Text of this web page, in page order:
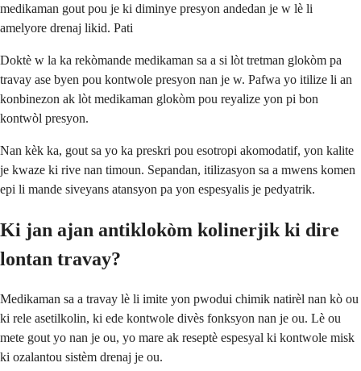
medikaman gout pou je ki diminye presyon andedan je w lè li
amelyore drenaj likid. Pati
Doktè w la ka rekòmande medikaman sa a si lòt tretman glokòm pa
travay ase byen pou kontwole presyon nan je w. Pafwa yo itilize li an
konbinezon ak lòt medikaman glokòm pou reyalize yon pi bon
kontwòl presyon.
Nan kèk ka, gout sa yo ka preskri pou esotropi akomodatif, yon kalite
je kwaze ki rive nan timoun. Sepandan, itilizasyon sa a mwens komen
epi li mande siveyans atansyon pa yon espesyalis je pedyatrik.
Ki jan ajan antiklokòm kolinerjik ki dire
lontan travay?
Medikaman sa a travay lè li imite yon pwodui chimik natirèl nan kò ou
ki rele asetilkolin, ki ede kontwole divès fonksyon nan je ou. Lè ou
mete gout yo nan je ou, yo mare ak reseptè espesyal ki kontwole misk
ki ozalantou sistèm drenaj je ou.